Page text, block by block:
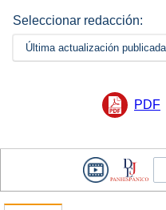
Seleccionar redacción:
Última actualización
PDF